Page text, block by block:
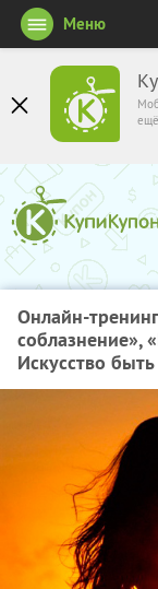
Меню
Онлайн-
соблазнение»,
Искусство